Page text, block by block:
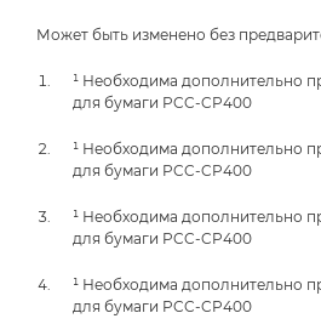
Может быть изменено без
¹ Необходима дополнительно
для бумаги PCC-CP400
¹ Необходима дополнительно
для бумаги PCC-CP400
¹ Необходима дополнительно
для бумаги PCC-CP400
¹ Необходима дополнительно
для бумаги PCC-CP400